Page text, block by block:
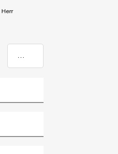
Herr